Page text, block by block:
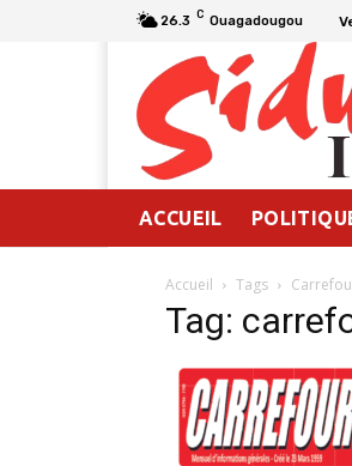
26.3 C Ouagadougou
ACCUEIL
Accueil Tags
Tag: